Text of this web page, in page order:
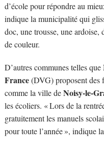
d’école pour répondre au
indique la municipalité qui
doc, une trousse, une ardoise,
de couleur.
D’autres communes telles que
France(DVG) proposent des
comme la ville deNoisy-le-
les écoliers. « Lors de la
gratuitement les manuels
pour toute l’année », indique